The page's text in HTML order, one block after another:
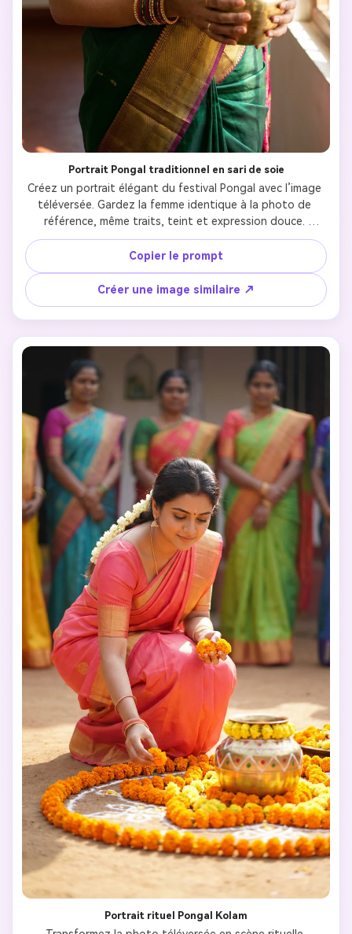
Portrait Pongal traditionnel en sari de soie
Créez un portrait élégant du festival Pongal avec l’image
téléversée. Gardez la femme identique à la photo de
référence, même traits, teint et expression douce.
Habillez-la en sari de soie vert riche Kanjivaram à large
bordure dorée et blouse assortie magenta ou violette
ornée d’or. Parure de bijoux traditionnels du sud : colliers
de perles et d’or superposés, jhumkas de temple,
bracelets, bindi rouge proéminent. Cheveux tressés sur le
côté avec guirlandes de jasmin blanc (gajra/malligai poo).
Elle tient un petit pot en laiton (karpu) garni de feuilles
traditionnelle du sud au toit de chaume, lumière naturelle
douce pénétrante. Lumière dorée, ombres douces,
profondeur de champ faible arrière-plan flou. Photo de
portrait cinématographique, esthétique Instagram aux
couleurs riches. Texture naturelle de peau, expression
Copier le prompt
Créer une image similaire ↗
Portrait rituel Pongal Kolam